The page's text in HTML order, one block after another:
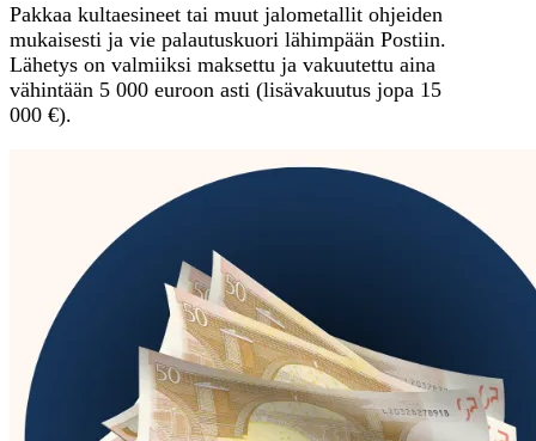
Pakkaa kultaesineet tai muut jalometallit ohjeiden
mukaisesti ja vie palautuskuori lähimpään Postiin.
Lähetys on valmiiksi maksettu ja vakuutettu aina
vähintään 5 000 euroon asti (lisävakuutus jopa 15
000 €).